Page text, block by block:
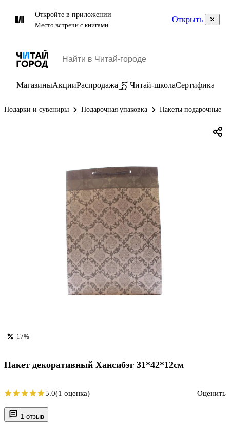
Откройте в приложении
Место встречи с книгами
Открыть
МагазиныАкцииРаспродажа Читай-школаСертификаты
Подарки и сувениры Подарочная упаковка Пакеты подарочные
1 отзыв
-17%
Пакет декоративный Хансибэг 31*42*12см
5.0(1 оценка) Оценить